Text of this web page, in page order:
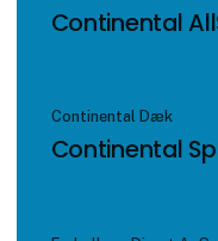
Continental
Continental Dæk
Continental